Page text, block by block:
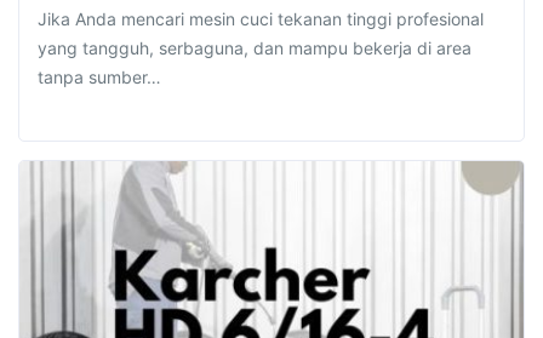
Jika Anda mencari mesin cuci tekanan tinggi profesional
yang tangguh, serbaguna, dan mampu bekerja di area
tanpa sumber…